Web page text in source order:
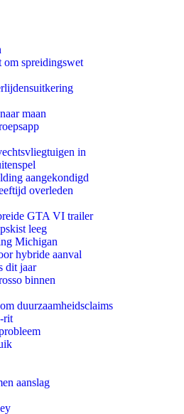
om spreidingswet
maan
in
aangekondigd
overleden
GTA VI trailer
leeg
Michigan
hybride aanval
dit jaar
binnen
duurzaamheidsclaims
rit
aanslag